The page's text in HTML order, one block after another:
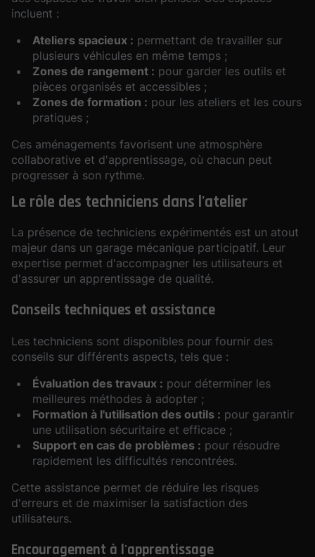
incluent :
Ateliers spacieux : permettant de travailler sur
plusieurs véhicules en même temps ;
Zones de rangement : pour garder les outils et
pièces organisés et accessibles ;
Zones de formation : pour les ateliers et les cours
pratiques ;
Ces aménagements favorisent une atmosphère
collaborative et d'apprentissage, où chacun peut
progresser à son rythme.
Le rôle des techniciens dans l'atelier
La présence de techniciens expérimentés est un atout
majeur dans un garage mécanique participatif. Leur
expertise permet d'accompagner les utilisateurs et
d'assurer un apprentissage de qualité.
Conseils techniques et assistance
Les techniciens sont disponibles pour fournir des
conseils sur différents aspects, tels que :
Évaluation des travaux : pour déterminer les
meilleures méthodes à adopter ;
Formation à l'utilisation des outils : pour garantir
une utilisation sécuritaire et efficace ;
Support en cas de problèmes : pour résoudre
rapidement les difficultés rencontrées.
Cette assistance permet de réduire les risques
d'erreurs et de maximiser la satisfaction des
utilisateurs.
Encouragement à l'apprentissage